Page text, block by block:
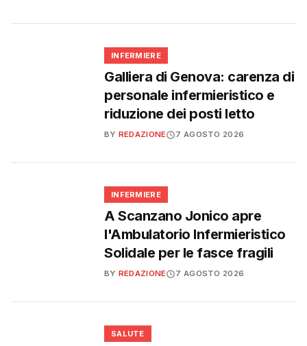
INFERMIERE
Galliera di Genova: carenza di
personale infermieristico e
riduzione dei posti letto
BY REDAZIONE 7 AGOSTO 2026
INFERMIERE
A Scanzano Jonico apre
l'Ambulatorio Infermieristico
Solidale per le fasce fragili
BY REDAZIONE 7 AGOSTO 2026
SALUTE